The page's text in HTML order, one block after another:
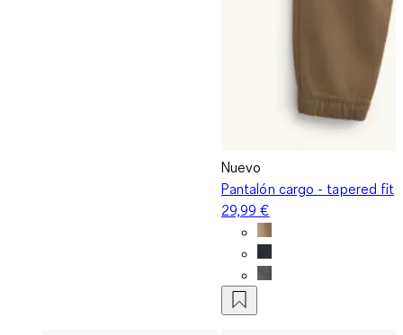
Nuevo
Pantalón cargo - tapered fit
29,99 €